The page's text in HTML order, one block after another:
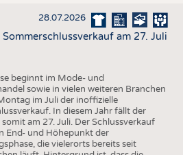
28.07.2026
Sommerschlussverkauf am 27. Juli
beginnt im Mode- und
sowie in vielen weiteren Branchen
im Juli der inoffizielle
In diesem Jahr fällt der
am 27. Juli. Der Schlussverkauf
End- und Höhepunkt der
die vielerorts bereits seit